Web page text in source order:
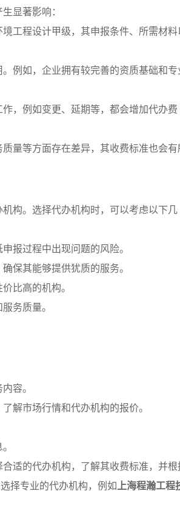
显著影响：
工程设计甲级，其申报条件、所需材料
例如，企业拥有较完善的资质基础和专
，例如变更、延期等，都会增加代办费
量等方面存在差异，其收费标准也会有
构。选择代办机构时，可以考虑以下几
报过程中出现问题的风险。
保其能够提供犹质的服务。
比高的机构。
务质量。
容。
了解市场行情和代办机构的报价。
适的代办机构，了解其收费标准，并根
择专业的代办机构，例如 上海程瀚工程